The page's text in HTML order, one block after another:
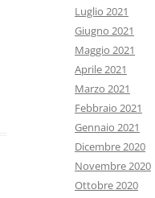
Luglio 2021
Giugno 2021
Maggio 2021
Aprile 2021
Marzo 2021
Febbraio 2021
Gennaio 2021
Dicembre 2020
Novembre 2020
Ottobre 2020